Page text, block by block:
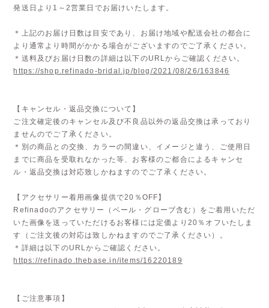
発送日より1～2営業日でお届けいたします。
＊上記のお届け日数は目安であり、お届け地域や配送会社の都合に
より通常より時間がかかる場合がございますのでご了承ください。
＊送料及びお届け日数の詳細は以下のURLからご確認ください。
https://shop.refinado-bridal.jp/blog/2021/08/26/163846
【キャンセル・返品交換について】
ご注文確定後のキャンセル及び不良品以外の返品交換は承っており
ませんのでご了承ください。
＊別の商品との交換、カラーの間違い、イメージと違う、ご使用日
までに商品を受取れなかった等、お客様のご都合によるキャンセ
ル・返品交換は対応致しかねますのでご了承ください。
【アクセサリー着用画像提供で20％OFF】
Refinadoのアクセサリー（ベール・グローブ含む）をご着用いただ
いた画像を送っていただけるお客様には定価より20％オフいたしま
す（ご注文後の対応は致しかねますのでご了承ください）。
＊詳細は以下のURLからご確認ください。
https://refinado.thebase.in/items/16220189
【ご注意事項】